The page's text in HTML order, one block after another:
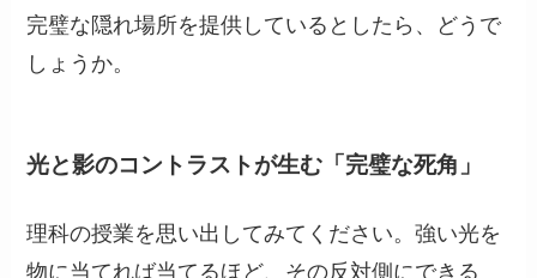
完璧な隠れ場所を提供しているとしたら、どうで
しょうか。
光と影のコントラストが生む「完璧な死角」
理科の授業を思い出してみてください。強い光を
物に当てれば当てるほど、その反対側にできる